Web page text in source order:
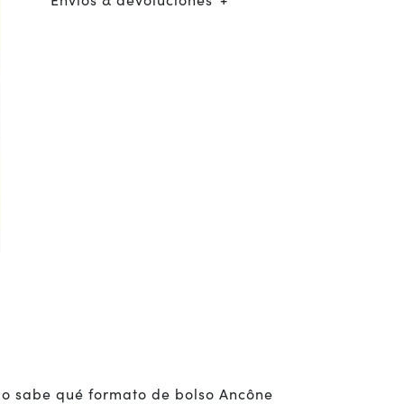
sabe qué formato de bolso Ancône